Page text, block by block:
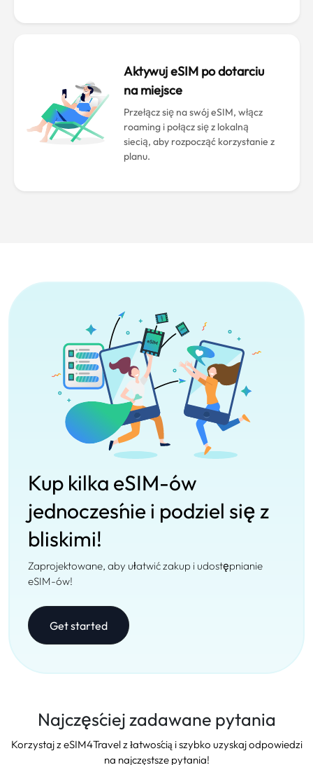
Aktywuj eSIM po dotarciu
na miejsce
Przełącz się na swój eSIM, włącz
roaming i połącz się z lokalną
siecią, aby rozpocząć korzystanie z
planu.
Kup kilka eSIM-ów
jednocześnie i podziel się z
bliskimi!
Zaprojektowane, aby ułatwić zakup i udostępnianie
eSIM-ów!
Get started
Najczęściej zadawane pytania
Korzystaj z eSIM4Travel z łatwością i szybko uzyskaj odpowiedzi
na najczęstsze pytania!